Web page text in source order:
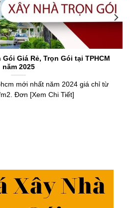
Gói Giá Rẻ, Trọn Gói tại TPHCM
năm 2025
mới nhất năm 2024 giá chỉ từ
Đơn [Xem Chi Tiết]